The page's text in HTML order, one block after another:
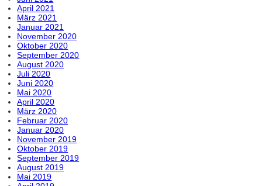
April 2021
März 2021
Januar 2021
November 2020
Oktober 2020
September 2020
August 2020
Juli 2020
Juni 2020
Mai 2020
April 2020
März 2020
Februar 2020
Januar 2020
November 2019
Oktober 2019
September 2019
August 2019
Mai 2019